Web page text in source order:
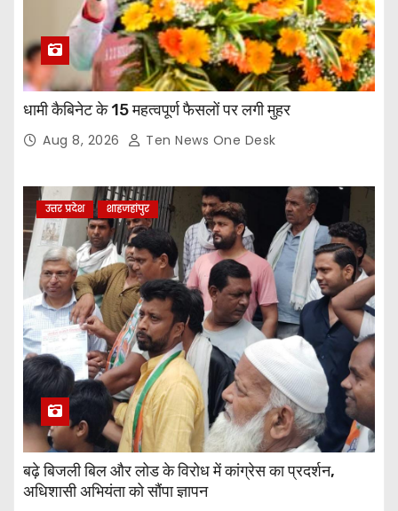
धामी कैबिनेट के 15 महत्वपूर्ण फैसलों पर लगी मुहर
Aug 8, 2026 Ten News One Desk
उत्तर प्रदेश शाहजहांपुर
बढ़े बिजली बिल और लोड के विरोध में कांग्रेस का प्रदर्शन,
अधिशासी अभियंता को सौंपा ज्ञापन